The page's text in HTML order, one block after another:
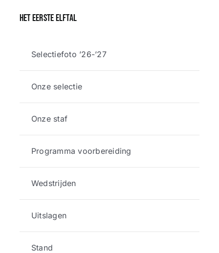
Het eerste elftal
Selectiefoto ’26-’27
Onze selectie
Onze staf
Programma voorbereiding
Wedstrijden
Uitslagen
Stand